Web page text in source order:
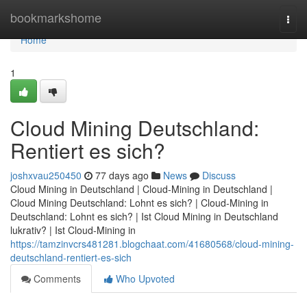
bookmarkshome
Home
Home
1
Cloud Mining Deutschland:
Rentiert es sich?
joshxvau250450 77 days ago News
Discuss
Cloud Mining in Deutschland | Cloud-Mining in Deutschland |
Cloud Mining Deutschland: Lohnt es sich? | Cloud-Mining in
Deutschland: Lohnt es sich? | Ist Cloud Mining in Deutschland
lukrativ? | Ist Cloud-Mining in
https://tamzinvcrs481281.blogchaat.com/41680568/cloud-mining-
deutschland-rentiert-es-sich
Comments
Who Upvoted